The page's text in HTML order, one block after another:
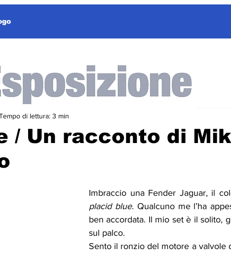
/ Un racconto di
di lettura: 3 min
Imbraccio una Fender Jaguar, il
placid blue. Qualcuno me l’ha
ben accordata. Il mio set è il solito,
sul palco.
Sento il ronzio del motore a valvole